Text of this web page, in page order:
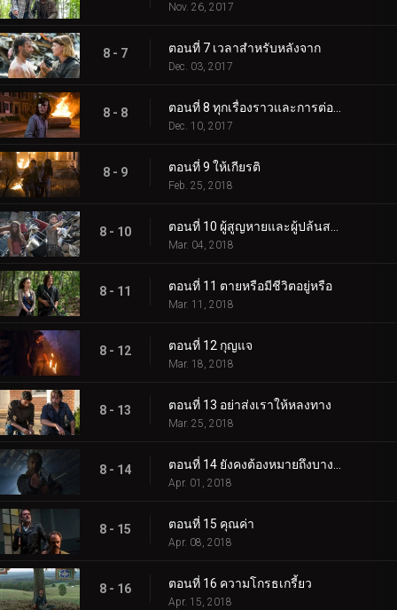
Nov. 26, 2017
8 - 7 ตอนที่ 7 เวลาสำหรับหลังจาก
Dec. 03, 2017
8 - 8
Dec. 10, 2017
8 - 9 ตอนที่ 9 ให้เกียรติ
Feb. 25, 2018
8 - 10
Mar. 04, 2018
8 - 11 ตอนที่ 11 ตายหรือมีชีวิตอยู่หรือ
Mar. 11, 2018
8 - 12 ตอนที่ 12 กุญแจ
Mar. 18, 2018
8 - 13 ตอนที่ 13 อย่าส่งเราให้หลงทาง
Mar. 25, 2018
8 - 14
Apr. 01, 2018
8 - 15 ตอนที่ 15 คุณค่า
Apr. 08, 2018
8 - 16 ตอนที่ 16 ความโกรธเกรี้ยว
Apr. 15, 2018